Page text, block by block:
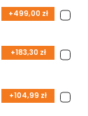
+499,00 zł
+183,30 zł
+104,99 zł